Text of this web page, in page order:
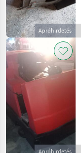
Apróhirdetés
Apróhirdetés